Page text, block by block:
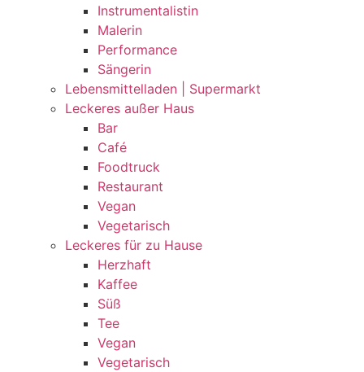
Instrumentalistin
Malerin
Performance
Sängerin
Lebensmittelladen | Supermarkt
Leckeres außer Haus
Bar
Café
Foodtruck
Restaurant
Vegan
Vegetarisch
Leckeres für zu Hause
Herzhaft
Kaffee
Süß
Tee
Vegan
Vegetarisch